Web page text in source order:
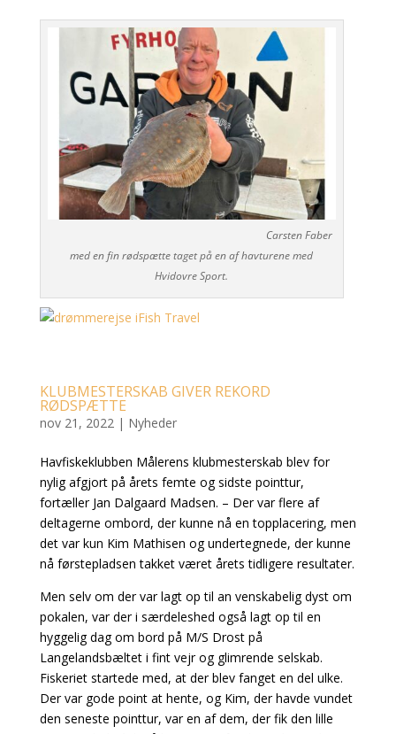
Carsten Faber
med en fin rødspætte taget på en af havturene med
Hvidovre Sport.
KLUBMESTERSKAB GIVER REKORD
RØDSPÆTTE
nov 21, 2022 | Nyheder
Havfiskeklubben Målerens klubmesterskab blev for
nylig afgjort på årets femte og sidste pointtur,
fortæller Jan Dalgaard Madsen. – Der var flere af
deltagerne ombord, der kunne nå en topplacering, men
det var kun Kim Mathisen og undertegnede, der kunne
nå førstepladsen takket været årets tidligere resultater.
Men selv om der var lagt op til an venskabelig dyst om
pokalen, var der i særdeleshed også lagt op til en
hyggelig dag om bord på M/S Drost på
Langelandsbæltet i fint vejr og glimrende selskab.
Fiskeriet startede med, at der blev fanget en del ulke.
Der var gode point at hente, og Kim, der havde vundet
den seneste pointtur, var en af dem, der fik den lille